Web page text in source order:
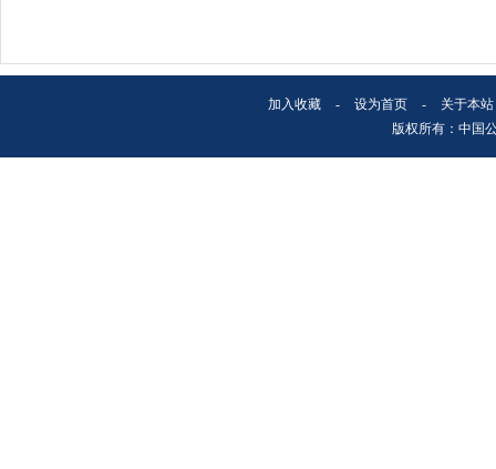
加入收藏 - 设为首页 -
关于本站
版权所有：中国